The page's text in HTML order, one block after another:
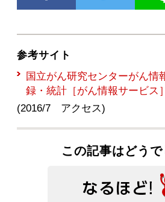
参考サイト
国立がん研究センターがん
録・統計［がん情報サービス］
(2016/7 アクセス)
この記事はどう